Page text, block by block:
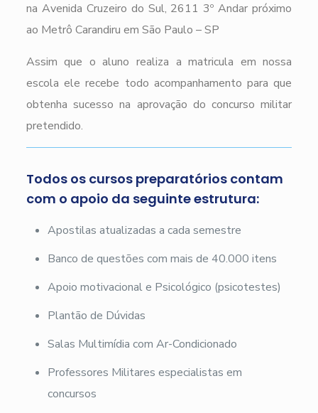
na Avenida Cruzeiro do Sul, 2611 3º Andar próximo
ao Metrô Carandiru em São Paulo – SP
Assim que o aluno realiza a matricula em nossa
escola ele recebe todo acompanhamento para que
obtenha sucesso na aprovação do concurso militar
pretendido.
Todos os cursos preparatórios contam
com o apoio da seguinte estrutura:
Apostilas atualizadas a cada semestre
Banco de questões com mais de 40.000 itens
Apoio motivacional e Psicológico (psicotestes)
Plantão de Dúvidas
Salas Multimídia com Ar-Condicionado
Professores Militares especialistas em
concursos